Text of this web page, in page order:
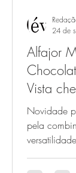
Alfajor
Vista
Novidade
pela
24 de